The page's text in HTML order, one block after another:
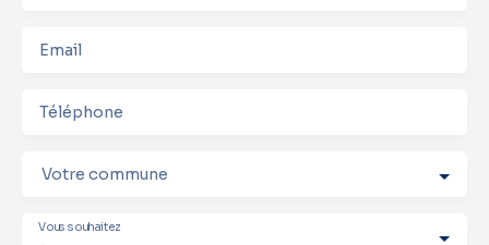
Email
Téléphone
Votre commune
Vous souhaitez